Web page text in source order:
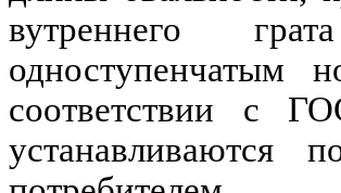
вутреннего
одноступенчатым
соответствии с
устанавливаются